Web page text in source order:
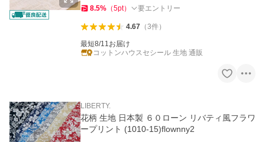
8.5% （5pt） 要エントリー
4.67（3件）
最短8/11お届け
コットンハウスセシール 生地 通販
LIBERTY.
花柄 生地 日本製 ６０ローン リバティ風フラワ
ープリント (1010-15)flownny2